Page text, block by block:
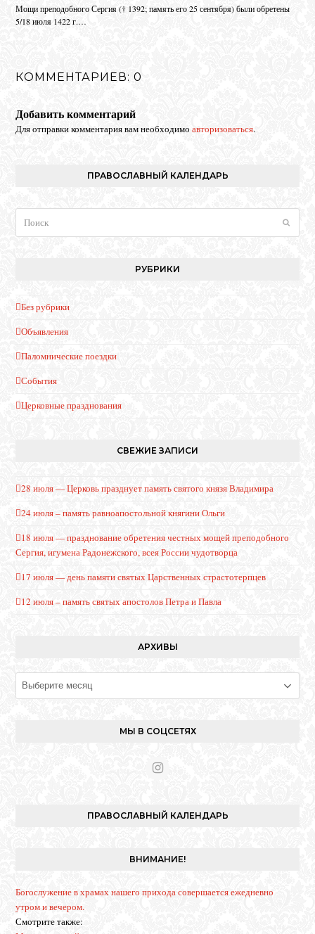
Мо­щи пре­по­доб­но­го Сер­гия († 1392; па­мять его 25 сен­тяб­ря) бы­ли об­ре­те­ны
5/18 июля 1422 г.…
КОММЕНТАРИЕВ: 0
Добавить комментарий
Для отправки комментария вам необходимоавторизоваться.
ПРАВОСЛАВНЫЙ КАЛЕНДАРЬ
РУБРИКИ
Без рубрики
Объявления
Паломнические поездки
События
Церковные празднования
СВЕЖИЕ ЗАПИСИ
28 июля — Церковь празднует память святого князя Владимира
24 июля – память равноапостольной княгини Ольги
18 июля — празднование обретения честных мощей преподобного
Сергия, игумена Радонежского, всея России чудотворца
17 июля — день памяти святых Царственных страстотерпцев
12 июля – память святых апостолов Петра и Павла
АРХИВЫ
Архивы
МЫ В СОЦСЕТЯХ
I
t
a
ПРАВОСЛАВНЫЙ КАЛЕНДАРЬ
ВНИМАНИЕ!
Богослужение в храмах нашего прихода совершается ежедневно
утром и вечером.
Смотрите также: